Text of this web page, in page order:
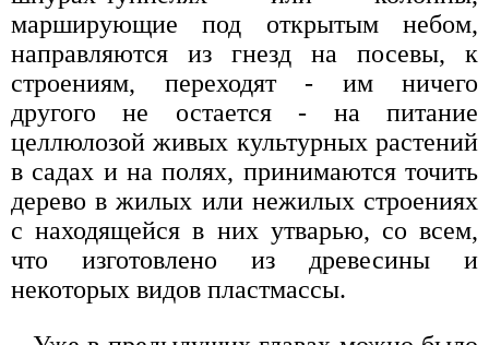
марширующие под открытым небом,
направляются из гнезд на посевы, к
строениям, переходят - им ничего
другого не остается - на питание
целлюлозой живых культурных растений
в садах и на полях, принимаются точить
дерево в жилых или нежилых строениях
с находящейся в них утварью, со всем,
что изготовлено из древесины и
некоторых видов пластмассы.